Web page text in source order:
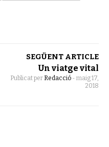
SEGÜENT ARTICLE
Un viatge vital
Publicat per Redacció - maig 17,
2018